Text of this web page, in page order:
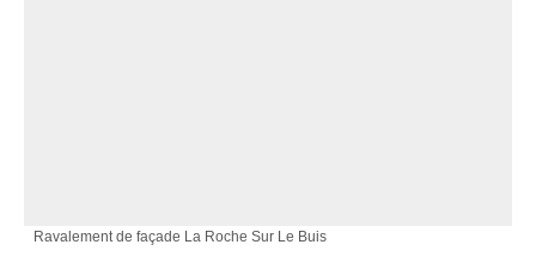
Ravalement de façade La Roche Sur Le Buis